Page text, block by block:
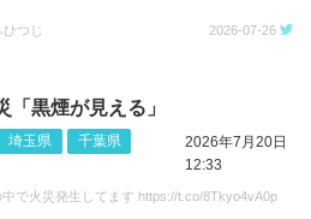
ひつじ 2026-07-26
「黒煙が見える」
埼玉県
千葉県
2026年7月20日
12:33
で火災発生してます https://t.co/8Tkyo4vA0p